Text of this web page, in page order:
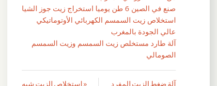
صنع في الصين 6 طن يوميا استخراج زيت جوز الشيا
استخلاص زيت السمسم الكهربائي الأوتوماتيكي
عالي الجودة بالمغرب
آلة طارد مستخلص زيت السمسم وزيت السمسم
الصومالي
« استخلاص الزيت شبه
آلة ضغط الزيت المفرد